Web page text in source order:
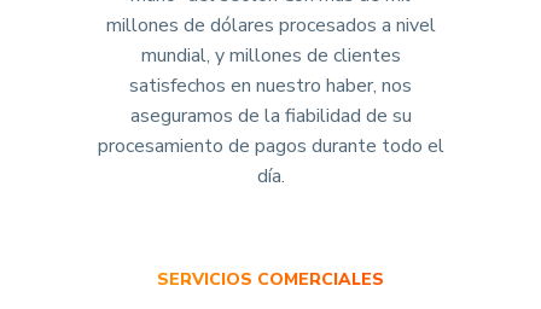
millones de dólares procesados a nivel
mundial, y millones de clientes
satisfechos en nuestro haber, nos
aseguramos de la fiabilidad de su
procesamiento de pagos durante todo el
día.
SERVICIOS COMERCIALES